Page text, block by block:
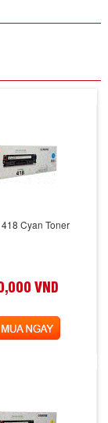
Cyan Toner
VND
NGAY